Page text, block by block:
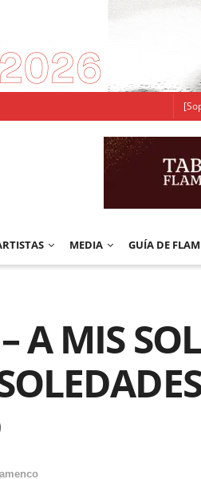
MEDIA GUÍA DE
A MIS